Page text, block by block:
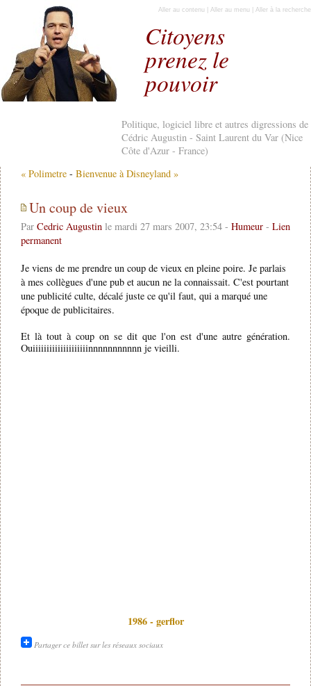
Citoyens
prenez le
pouvoir
Politique, logiciel libre et autres digressions de
Cédric Augustin - Saint Laurent du Var (Nice
Côte d'Azur - France)
Aller au contenu Aller au menu Aller à la recherche
« Polimetre - Bienvenue à Disneyland »
Un coup de vieux
Par Cedric Augustinle mardi 27 mars 2007, 23:54 - Humeur- Lien
permanent
Je viens de me prendre un coup de vieux en pleine poire. Je parlais
à mes collègues d'une pub et aucun ne la connaissait. C'est pourtant
une publicité culte, décalé juste ce qu'il faut, qui a marqué une
époque de publicitaires.
Et là tout à coup on se dit que l'on est d'une autre génération.
Ouiiiiiiiiiiiiiiiiiiiinnnnnnnnnnn je vieilli.
1986 - gerflor
Partager ce billet sur les réseaux sociaux